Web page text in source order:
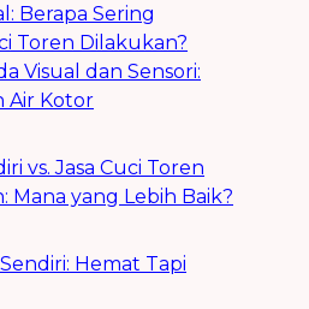
Berapa Sering
Toren Dilakukan?
Visual dan Sensori:
Air Kotor
vs. Jasa Cuci Toren
Mana yang Lebih Baik?
Hemat Tapi